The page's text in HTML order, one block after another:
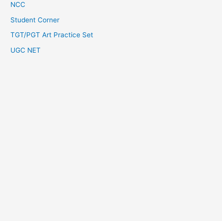
NCC
Student Corner
TGT/PGT Art Practice Set
UGC NET